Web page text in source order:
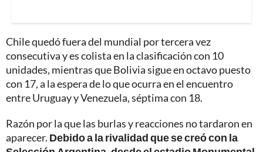
Chile quedó fuera del mundial por tercera vez
consecutiva y es colista en la clasificación con 10
unidades, mientras que Bolivia sigue en octavo puesto
con 17, a la espera de lo que ocurra en el encuentro
entre Uruguay y Venezuela, séptima con 18.
Razón por la que las burlas y reacciones no tardaron en
aparecer. Debido a la rivalidad que se creó con la